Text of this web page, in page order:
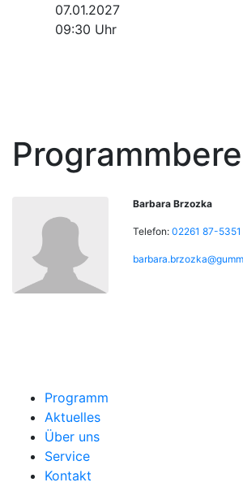
07.01.2027
09:30 Uhr
Barbara Brzozka
Telefon:02261 87-5351
Programm
Aktuelles
Über uns
Service
Kontakt